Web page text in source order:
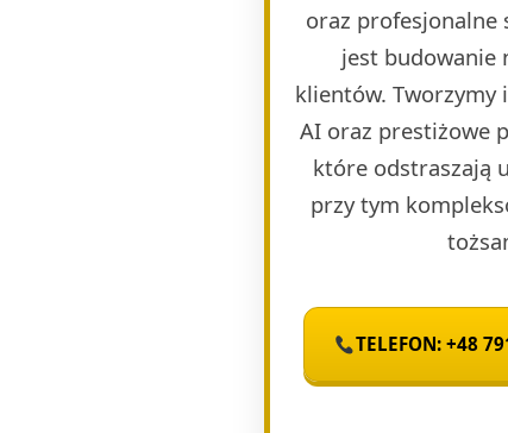
oraz profesjonalne
jest budowanie
klientów. Tworzymy
AI oraz prestiżowe
które odstraszają
przy tym
TELEFON: +48